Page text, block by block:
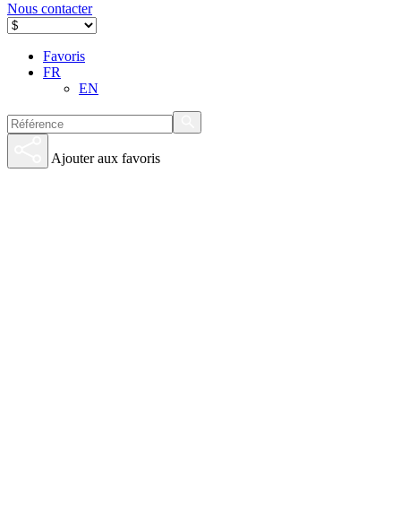
Nous contacter
Favoris
FR
EN
Ajouter aux favoris